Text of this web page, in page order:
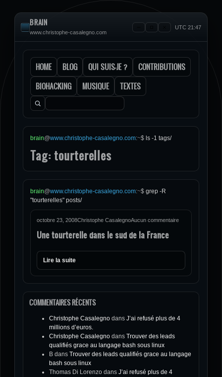
BRAIN
www.christophe-casalegno.com
UTC 21:47
HOME BLOG QUI SUIS-JE ?
CONTRIBUTIONS
BIOHACKING
MUSIQUE TEXTES
Rechercher :
brain@www.christophe-casalegno.com:~$ ls -1 tags/
Tag: tourterelles
brain@www.christophe-casalegno.com:~$ grep -R
"tourterelles" posts/
octobre 23, 2008Christophe CasalegnoAucun commentaire
Une tourterelle dans le sud de la France
Lire la suite
COMMENTAIRES RÉCENTS
Christophe Casalegno dans J’ai refusé plus de 4
millions d’euros.
Christophe Casalegno dans Trouver des leads
qualifiés grace au langage bash sous linux
B dans Trouver des leads qualifiés grace au langage
bash sous linux
Thomas Di Lorenzo dans J’ai refusé plus de 4